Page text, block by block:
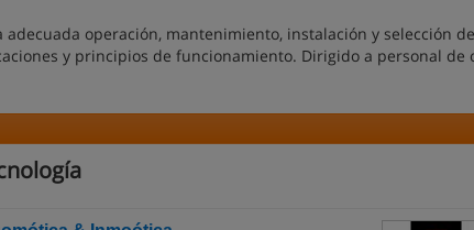
operación, mantenimiento, instalación y selección de
y principios de funcionamiento. Dirigido a personal de